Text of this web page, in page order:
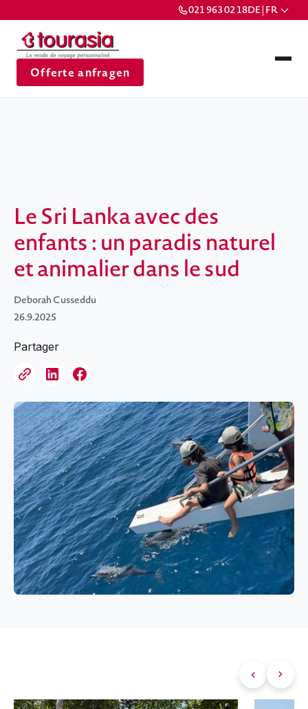
021 963 02 18DE | FR
Offerte anfragen
Le Sri Lanka avec des
enfants : un paradis naturel
et animalier dans le sud
Deborah Cusseddu
26.9.2025
Partager